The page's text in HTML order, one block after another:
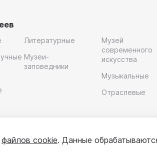
Литературные
Музеи-
заповедники
Музей
современного
искусства
Музыкальные
Отраслевые
файлов cookie. Данные